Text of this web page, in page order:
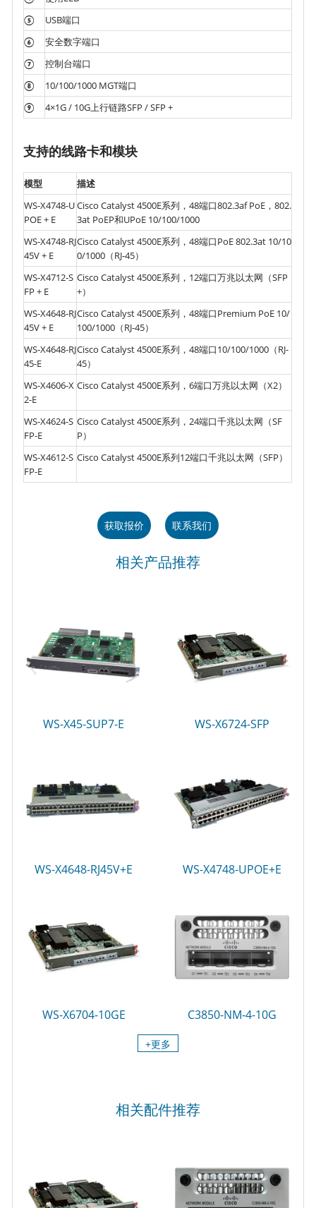
⑤
USB端口
⑥
安全数字端口
⑦
控制台端口
⑧
10/100/1000 MGT端口
⑨
4×1G / 10G上行链路SFP / SFP +
支持的线路卡和模块
模型
描述
WS-X4748-U
POE + E
Cisco Catalyst 4500E系列，48端口802.3af PoE，802.
3at PoEP和UPoE 10/100/1000
WS-X4748-RJ
45V + E
Cisco Catalyst 4500E系列，48端口PoE 802.3at 10/10
0/1000（RJ-45）
WS-X4712-S
FP + E
Cisco Catalyst 4500E系列，12端口万兆以太网（SFP
+）
WS-X4648-RJ
45V + E
Cisco Catalyst 4500E系列，48端口Premium PoE 10/
100/1000（RJ-45）
WS-X4648-RJ
45-E
Cisco Catalyst 4500E系列，48端口10/100/1000（RJ-
45）
WS-X4606-X
2-E
Cisco Catalyst 4500E系列，6端口万兆以太网（X2）
WS-X4624-S
FP-E
Cisco Catalyst 4500E系列，24端口千兆以太网（SF
P）
WS-X4612-S
FP-E
Cisco Catalyst 4500E系列12端口千兆以太网（SFP）
获取报价 联系我们
相关产品推荐
WS-X45-SUP7-E WS-X6724-SFP
WS-X4648-RJ45V+E WS-X4748-UPOE+E
WS-X6704-10GE C3850-NM-4-10G
+更多
相关配件推荐